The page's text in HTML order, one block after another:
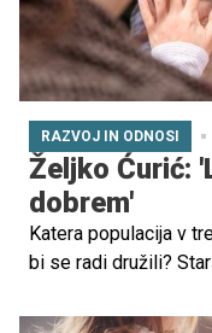
RAZVOJ IN ODNOSI
Željko Ćurić:
dobrem'
Katera populacija v
bi se radi družili?
se pogovarjali z dr.